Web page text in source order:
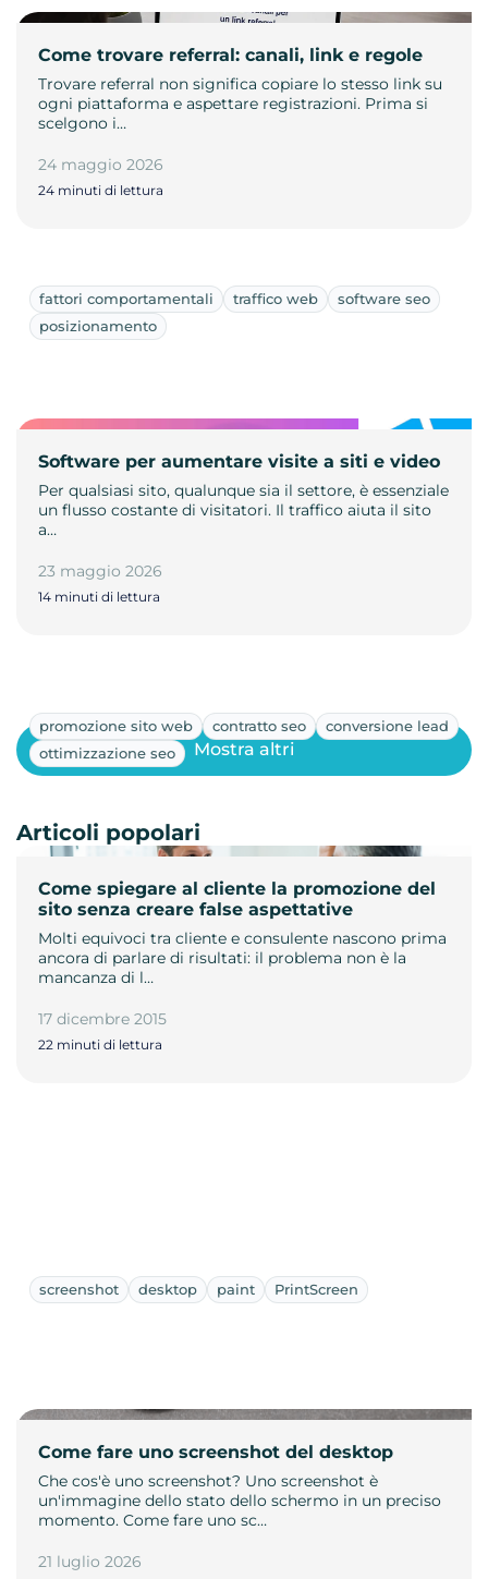
Come trovare referral: canali, link e regole
Trovare referral non significa copiare lo stesso link su
ogni piattaforma e aspettare registrazioni. Prima si
scelgono i…
24 maggio 2026
24 minuti di lettura
fattori comportamentali traffico web
software seo
posizionamento
Software per aumentare visite a siti e video
Per qualsiasi sito, qualunque sia il settore, è essenziale
un flusso costante di visitatori. Il traffico aiuta il sito
a…
23 maggio 2026
14 minuti di lettura
promozione sito web contratto seo
conversione lead
ottimizzazione seo
Come spiegare al cliente la promozione del
sito senza creare false aspettative
Molti equivoci tra cliente e consulente nascono prima
ancora di parlare di risultati: il problema non è la
mancanza di l…
17 dicembre 2015
22 minuti di lettura
Mostra altri
Articoli popolari
screenshot desktop paint PrintScreen
Come fare uno screenshot del desktop
Che cos'è uno screenshot? Uno screenshot è
un'immagine dello stato dello schermo in un preciso
momento. Come fare uno sc…
21 luglio 2026